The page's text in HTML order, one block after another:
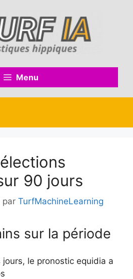
Menu
90 jours
par TurfMachineLearning
sur la période
le pronostic equidia a